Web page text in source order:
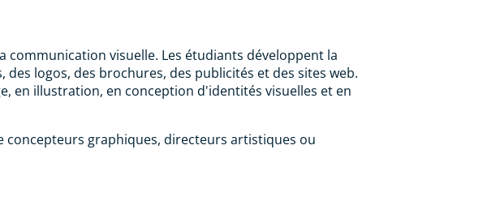
communication visuelle. Les étudiants développent la
logos, des brochures, des publicités et des sites web.
en illustration, en conception d'identités visuelles et en
graphiques, directeurs artistiques ou